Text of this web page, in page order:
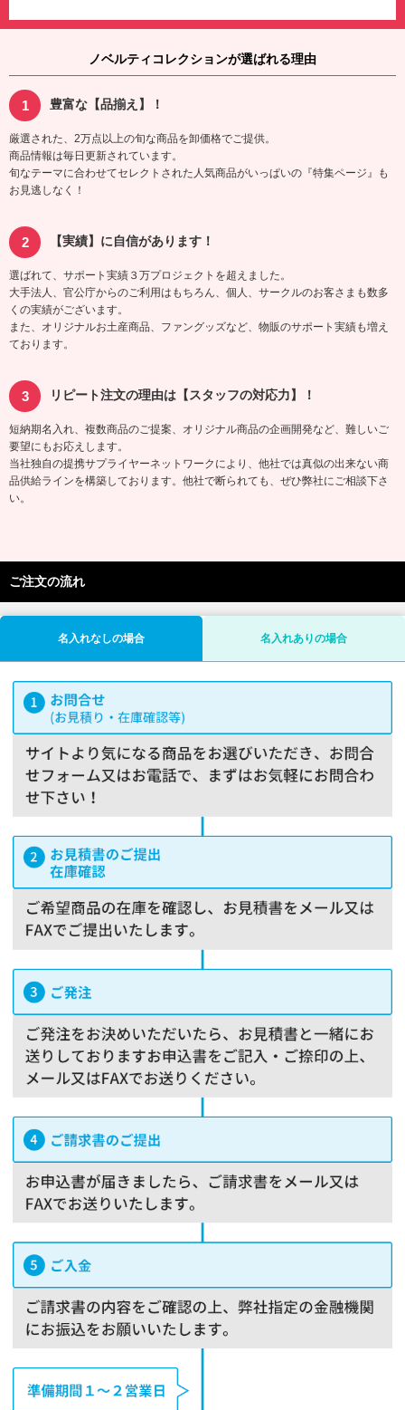
ノベルティコレクションが選ばれる理由
豊富な【品揃え】！
厳選された、2万点以上の旬な商品を卸価格でご提供。
商品情報は毎日更新されています。
旬なテーマに合わせてセレクトされた人気商品がいっぱいの『特集ページ』も
お見逃しなく！
【実績】に自信があります！
選ばれて、サポート実績３万プロジェクトを超えました。
大手法人、官公庁からのご利用はもちろん、個人、サークルのお客さまも数多
くの実績がございます。
また、オリジナルお土産商品、ファングッズなど、物販のサポート実績も増え
ております。
リピート注文の理由は【スタッフの対応力】！
短納期名入れ、複数商品のご提案、オリジナル商品の企画開発など、難しいご
要望にもお応えします。
当社独自の提携サプライヤーネットワークにより、他社では真似の出来ない商
品供給ラインを構築しております。他社で断られても、ぜひ弊社にご相談下さ
い。
ご注文の流れ
名入れなしの場合 名入れありの場合